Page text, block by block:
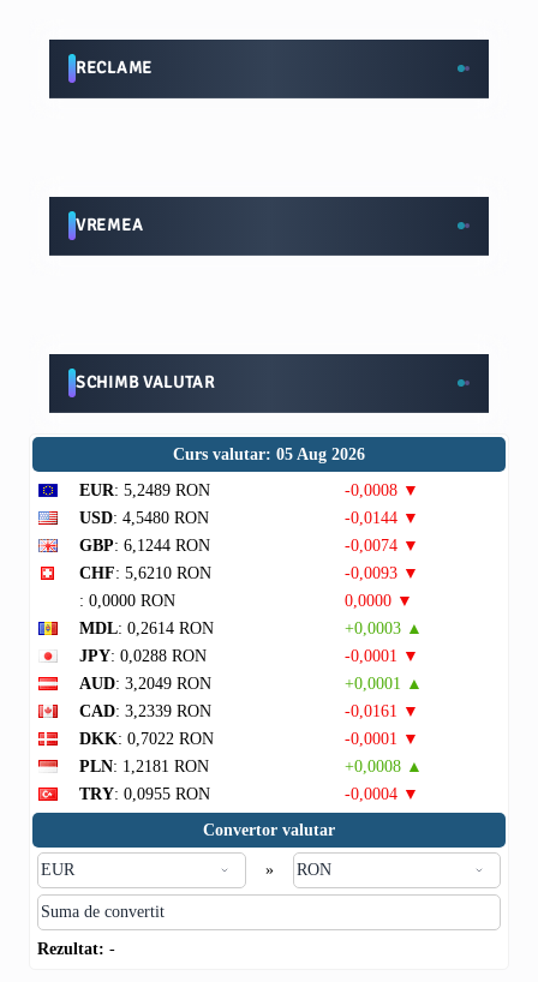
RECLAME
VREMEA
SCHIMB VALUTAR
Curs valutar: 05 Aug 2026
EUR: 5,2489 RON
-0,0008 ▼
USD: 4,5480 RON
-0,0144 ▼
GBP: 6,1244 RON
-0,0074 ▼
CHF: 5,6210 RON
-0,0093 ▼
: 0,0000 RON
0,0000 ▼
MDL: 0,2614 RON
+0,0003 ▲
JPY: 0,0288 RON
-0,0001 ▼
AUD: 3,2049 RON
+0,0001 ▲
CAD: 3,2339 RON
-0,0161 ▼
DKK: 0,7022 RON
-0,0001 ▼
PLN: 1,2181 RON
+0,0008 ▲
TRY: 0,0955 RON
-0,0004 ▼
Convertor valutar
»
Rezultat: -